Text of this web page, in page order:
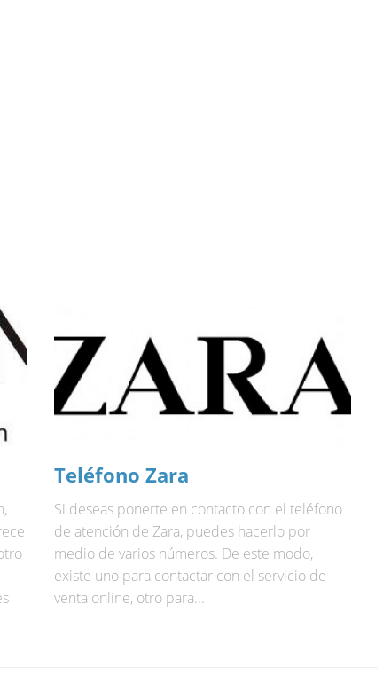
Teléfono Zara
Si deseas ponerte en contacto con el teléfono
de atención de Zara, puedes hacerlo por
medio de varios números. De este modo,
existe uno para contactar con el servicio de
venta online, otro para...